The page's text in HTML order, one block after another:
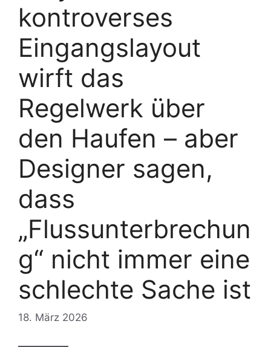
kontroverses
Eingangslayout
wirft das
Regelwerk über
den Haufen – aber
Designer sagen,
dass
„Flussunterbrechun
g“ nicht immer eine
schlechte Sache ist
18. März 2026